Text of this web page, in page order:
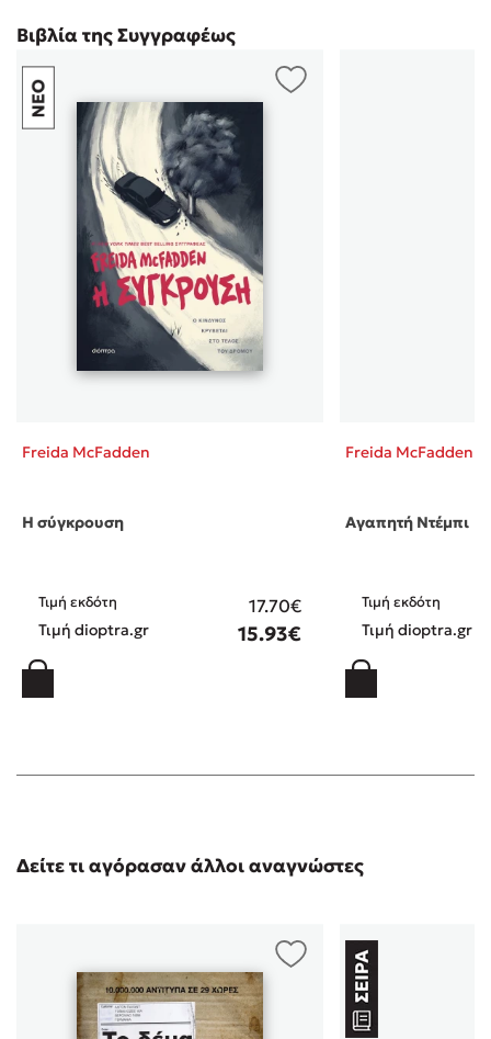
Το ξεκίνησα περίπου 11 το πρωί, μέχρι της 11 το βράδυ
το είχα τελειώσει! Νομίζεις οπτι έχεις καταλάβει τι
συμβαίνει, αυτό ακριβώς ΝΟΜΙΖΕΙΣ!!!
Βιβλία της Συγγραφέως
Freida McFadden
Η σύγκρουση
Τιμή εκδότη 17.70€
Τιμή dioptra.gr 15.93€
Freida McFadden
Αγαπητή Ντέμπι
Τιμή εκδότη
Τιμή dioptra.gr
Δείτε τι αγόρασαν άλλοι αναγνώστες